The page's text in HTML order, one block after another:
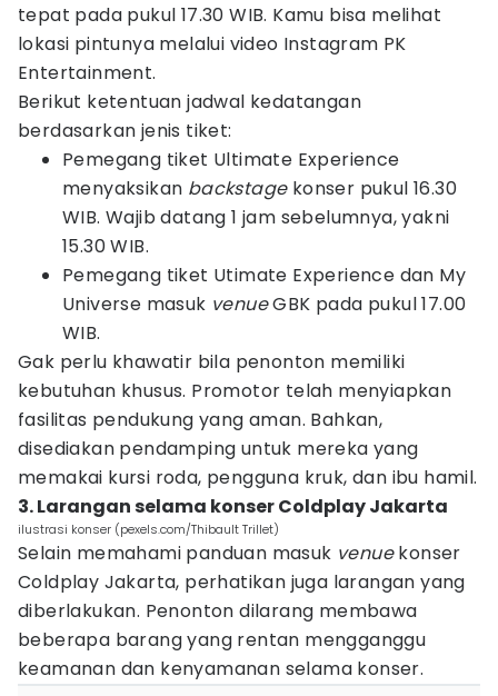
tepat pada pukul 17.30 WIB. Kamu bisa melihat
lokasi pintunya melalui video Instagram PK
Entertainment.
Berikut ketentuan jadwal kedatangan
berdasarkan jenis tiket:
Pemegang tiket Ultimate Experience
menyaksikan backstagekonser pukul 16.30
WIB. Wajib datang 1 jam sebelumnya, yakni
15.30 WIB.
Pemegang tiket Utimate Experience dan My
Universe masuk venueGBK pada pukul 17.00
WIB.
Gak perlu khawatir bila penonton memiliki
kebutuhan khusus. Promotor telah menyiapkan
fasilitas pendukung yang aman. Bahkan,
disediakan pendamping untuk mereka yang
memakai kursi roda, pengguna kruk, dan ibu hamil.
3. Larangan selama konser Coldplay Jakarta
ilustrasi konser (pexels.com/Thibault Trillet)
Selain memahami panduan masuk venuekonser
Coldplay Jakarta, perhatikan juga larangan yang
diberlakukan. Penonton dilarang membawa
beberapa barang yang rentan mengganggu
keamanan dan kenyamanan selama konser.